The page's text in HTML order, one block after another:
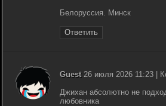
Белоруссия. Минск
Ответить
Guest26 июля 2026 11:23 |
Джихан абсолютно не
любовника